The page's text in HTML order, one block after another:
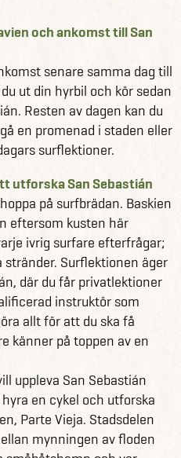
med en härlig, palmklädd
lämnat tillbaka bilen har
denna fantastiska
kända och mer
inkluderat en guidad
ger dig garanterat
själ.
reseförslag till Spanien
och ankomst till San
senare samma dag till
ut din hyrbil och kör sedan
Resten av dagen kan du
en promenad i staden eller
surflektioner.
utforska San Sebastián
på surfbrädan. Baskien
eftersom kusten här
ivrig surfare efterfrågar;
stränder. Surflektionen äger
där du får privatlektioner
instruktör som
allt för att du ska få
känner på toppen av en
uppleva San Sebastián
en cykel och utforska
Parte Vieja. Stadsdelen
mynningen av floden